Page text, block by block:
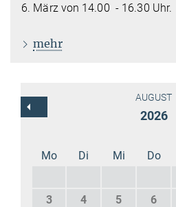
6. März von 14.00 - 16.30 Uhr.
mehr
AUGUST
2026
Mo Di Mi Do
3
4 5 6